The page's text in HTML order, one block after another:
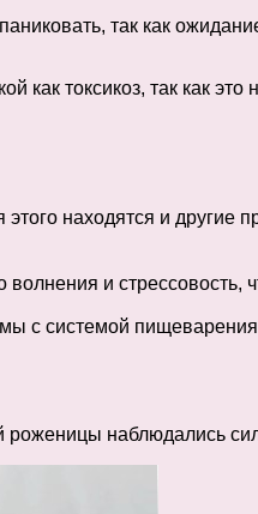
так как
токсикоз, так как это
находятся и другие
и стрессовость,
с системой
роженицы наблюдались